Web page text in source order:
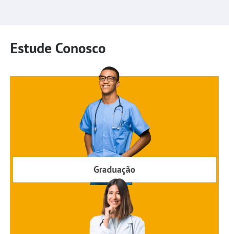
Estude Conosco
Graduação